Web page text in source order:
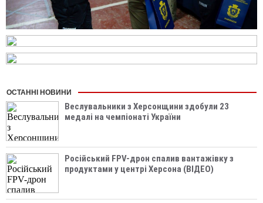
ОСТАННІ НОВИНИ
Веслувальники з Херсонщини здобули 23
медалі на чемпіонаті України
Російський FPV-дрон спалив вантажівку з
продуктами у центрі Херсона (ВІДЕО)